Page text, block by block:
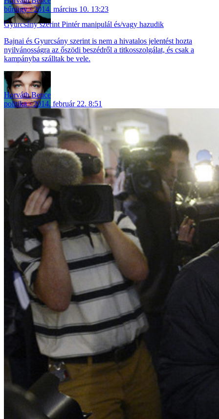
bűnügy
2014. március 10. 13:23
Gyurcsány szerint Pintér manipulál és/vagy hazudik
Bajnai és Gyurcsány szerint is nem a hivatalos jelentést hozta
nyilvánosságra az őszödi beszédről a titkosszolgálat, és csak a
kampányba szálltak be vele.
Horváth Bence
politika
2014. február 22. 8:51